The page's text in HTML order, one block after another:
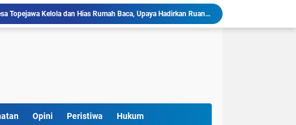
KKN-T Literasi Desa Topejawa Kelola dan Hias Rumah Baca, Upaya Hadirkan Ruang Literasi Menarik
di Simpellu, Diinisiasi oleh Mahasiswa KKN Unhas Gel.116
Pulana" Kecamatan Keera Mewisuda 31 Lansia
Opini Peristiwa Hukum